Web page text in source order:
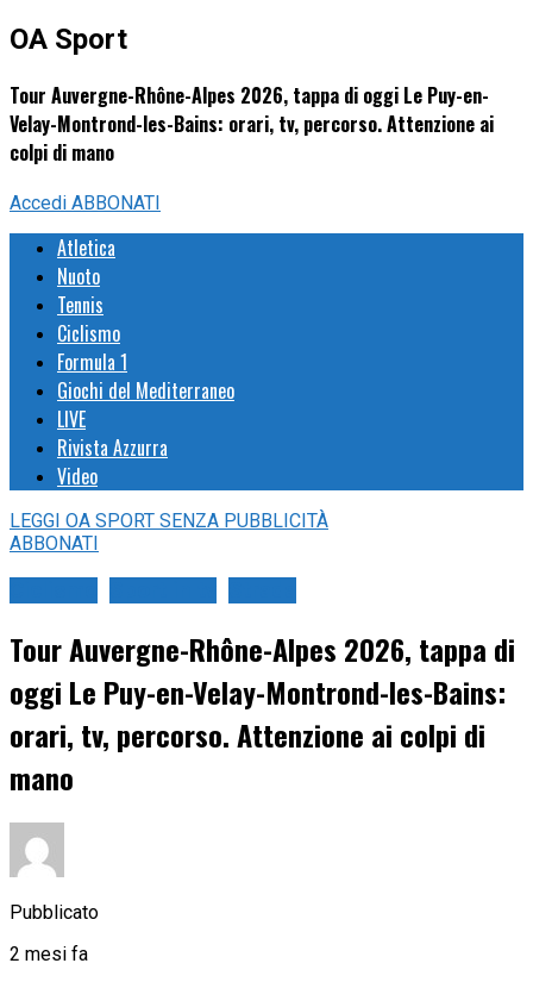
OA Sport
Tour Auvergne-Rhône-Alpes 2026, tappa di oggi Le Puy-en-
Velay-Montrond-les-Bains: orari, tv, percorso. Attenzione ai
colpi di mano
Accedi ABBONATI
Atletica
Nuoto
Tennis
Ciclismo
Formula 1
Giochi del Mediterraneo
LIVE
Rivista Azzurra
Video
LEGGI OA SPORT SENZA PUBBLICITÀ
ABBONATI
Tour Auvergne-Rhône-Alpes 2026, tappa di
oggi Le Puy-en-Velay-Montrond-les-Bains:
orari, tv, percorso. Attenzione ai colpi di
mano
Pubblicato
2 mesi fa